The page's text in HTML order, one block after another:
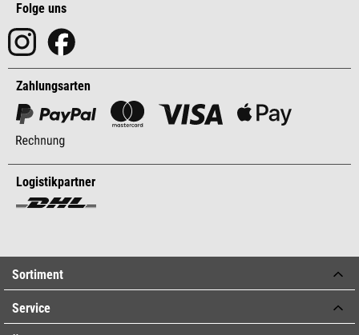
Folge uns
Zahlungsarten
Logistikpartner
Sortiment
Service